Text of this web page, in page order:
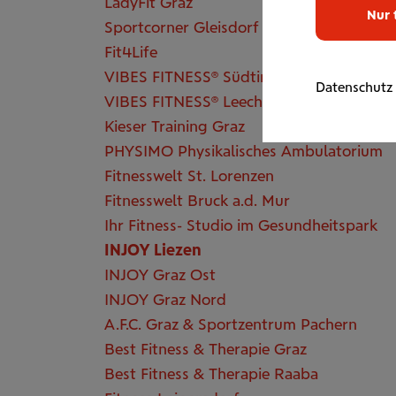
Sportcorner Gleisdorf
Fit4Life
VIBES FITNESS® Südtiroler Platz Graz
VIBES FITNESS® Leechgasse Graz
Kieser Training Graz
PHYSIMO Physikalisches Ambulatorium
Fitnesswelt St. Lorenzen
Fitnesswelt Bruck a.d. Mur
Ihr Fitness- Studio im Gesundheitspark
INJOY Liezen
INJOY Graz Ost
INJOY Graz Nord
A.F.C. Graz & Sportzentrum Pachern
Best Fitness & Therapie Graz
Best Fitness & Therapie Raaba
Nur
Datenschutz